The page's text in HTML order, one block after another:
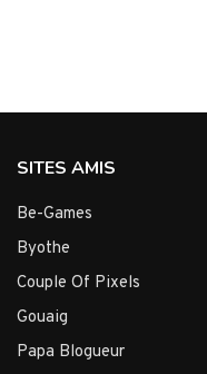
SITES AMIS
Be-Games
Byothe
Couple Of Pixels
Gouaig
Papa Blogueur